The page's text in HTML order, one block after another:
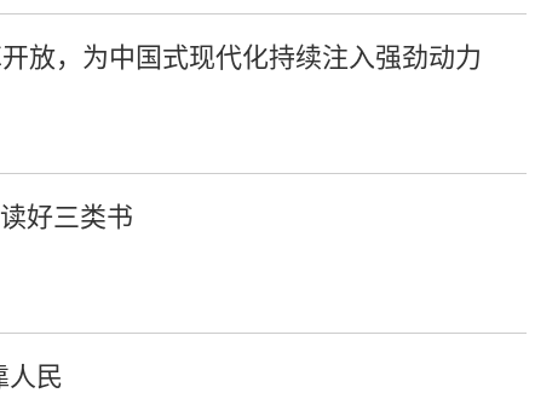
放，为中国式现代化持续注入强劲动力
好三类书
人民